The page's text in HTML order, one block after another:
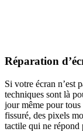
Réparation
Si votre écran n’est
techniques sont là
jour même pour tous
fissuré, des pixels
tactile qui ne répond